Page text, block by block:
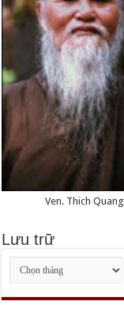
Ven. Thich
Lưu trữ
Lưu
trữ